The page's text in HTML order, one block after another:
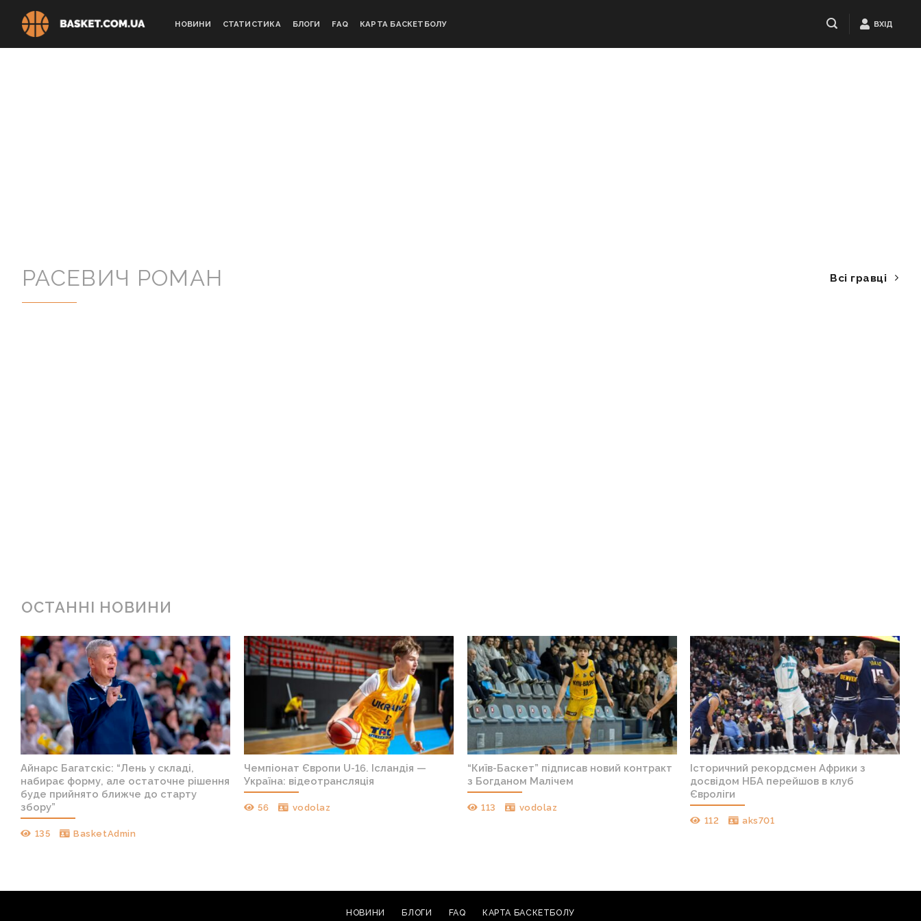
НОВИНИ СТАТИСТИКА БЛОГИ FAQ КАРТА БАСКЕТБОЛУ ВХІД
РАСЕВИЧ РОМАН Всі гравці
ОСТАННІ НОВИНИ
Айнарс Багатскіс: “Лень у складі,
набирає форму, але остаточне рішення
буде прийнято ближче до старту
збору”
135 BasketAdmin
Чемпіонат Європи U-16. Ісландія —
Україна: відеотрансляція
56 vodolaz
“Київ-Баскет” підписав новий контракт
з Богданом Малічем
113 vodolaz
Історичний рекордсмен Африки з
досвідом НБА перейшов в клуб
Євроліги
112 aks701
НОВИНИ БЛОГИ FAQ КАРТА БАСКЕТБОЛУ